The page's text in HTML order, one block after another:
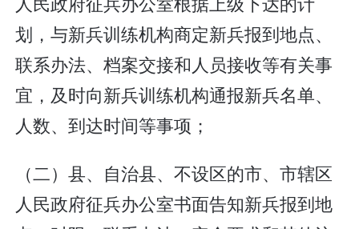
划，与新兵训练机构商定新兵报到地点、
联系办法、档案交接和人员接收等有关事
宜，及时向新兵训练机构通报新兵名单、
人数、到达时间等事项；
（二）县、自治县、不设区的市、市辖区
人民政府征兵办公室书面告知新兵报到地